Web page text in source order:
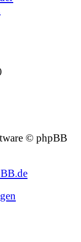
© phpBB